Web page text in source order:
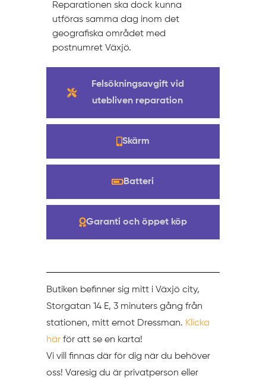
Felsökningsavgift vid
utebliven reparation
Skärm
Batteri
Garanti och öppet köp
Reparationen ska dock kunna
utföras samma dag inom det
geografiska området med
postnumret Växjö.
Butiken befinner sig mitt i Växjö city,
Storgatan 14 E, 3 minuters gång från
stationen, mitt emot Dressman. Klicka
härför att se en karta!
Vi vill finnas där för dig när du behöver
oss! Varesig du är privatperson eller